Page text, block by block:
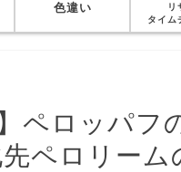
色違い
リ
タイム
ペロッパフ
ペロリーム